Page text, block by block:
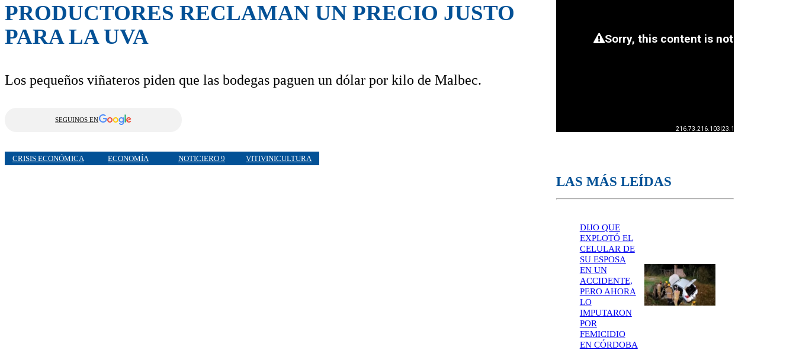
PRODUCTORES RECLAMAN UN PRECIO JUSTO
PARA LA UVA
Los pequeños viñateros piden que las bodegas paguen un dólar por kilo de Malbec.
SEGUINOS EN
CRISIS ECONÓMICA ECONOMÍA NOTICIERO 9 VITIVINICULTURA
LAS MÁS LEÍDAS
DIJO QUE
EXPLOTÓ EL
CELULAR DE
SU ESPOSA
EN UN
ACCIDENTE,
PERO AHORA
LO
IMPUTARON
POR
FEMICIDIO
EN CÓRDOBA